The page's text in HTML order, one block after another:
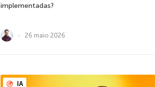
implementadas?
26 maio 2026
IA